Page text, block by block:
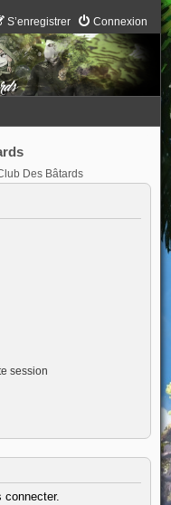
Connexion
S’enregistrer
Des Bâtards
session
connecter.